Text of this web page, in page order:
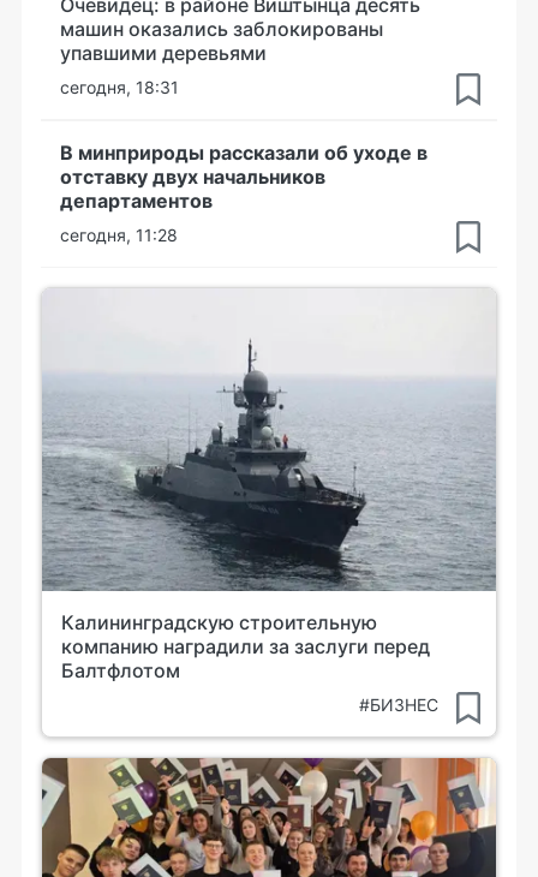
машин оказались заблокированы
упавшими деревьями
сегодня, 18:31
В минприроды рассказали об уходе в
отставку двух начальников
департаментов
сегодня, 11:28
Калининградскую строительную
компанию наградили за заслуги перед
Балтфлотом
#БИЗНЕС